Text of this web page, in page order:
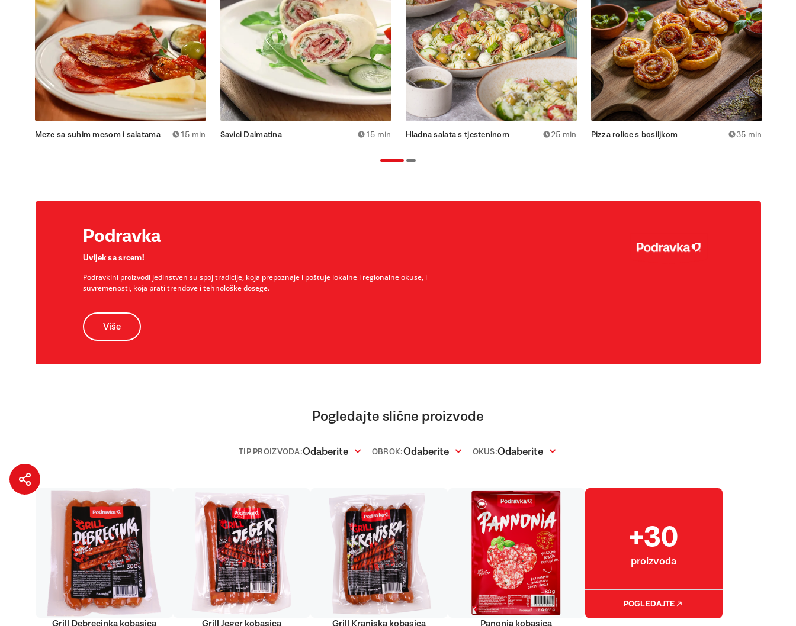
Meze sa suhim mesom i salatama 15 min Savici Dalmatina 15 min Hladna salata s tjesteninom 25 min Pizza rolice s bosiljkom 35 min
Podravka
Uvijek sa srcem!
Podravkini proizvodi jedinstven su spoj tradicije, koja prepoznaje i poštuje lokalne i regionalne okuse, i
suvremenosti, koja prati trendove i tehnološke dosege.
Više
Pogledajte slične proizvode
TIP PROIZVODA:Odaberite OBROK:Odaberite OKUS:Odaberite
Grill Debrecinka kobasica Grill Jeger kobasica Grill Kranjska kobasica Panonia kobasica
+30
proizvoda
POGLEDAJTE